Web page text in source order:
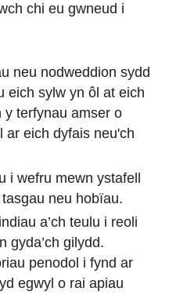
chi eu gwneud i
neu nodweddion sydd
eich sylw yn ôl at eich
y terfynau amser o
ar eich dyfais neu'ch
i wefru mewn ystafell
neu hobïau.
a’ch teulu i reoli
gyda’ch gilydd.
penodol i fynd ar
egwyl o rai apiau